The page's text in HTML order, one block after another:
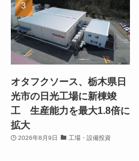
オタフクソース、栃木県日
光市の日光工場に新棟竣
工 生産能力を最大1.8倍に
拡大
2026年8月9日 工場・設備投資